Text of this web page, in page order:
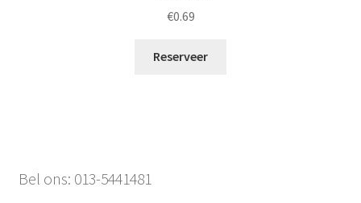
€0.69
Reserveer
Bel ons: 013-5441481